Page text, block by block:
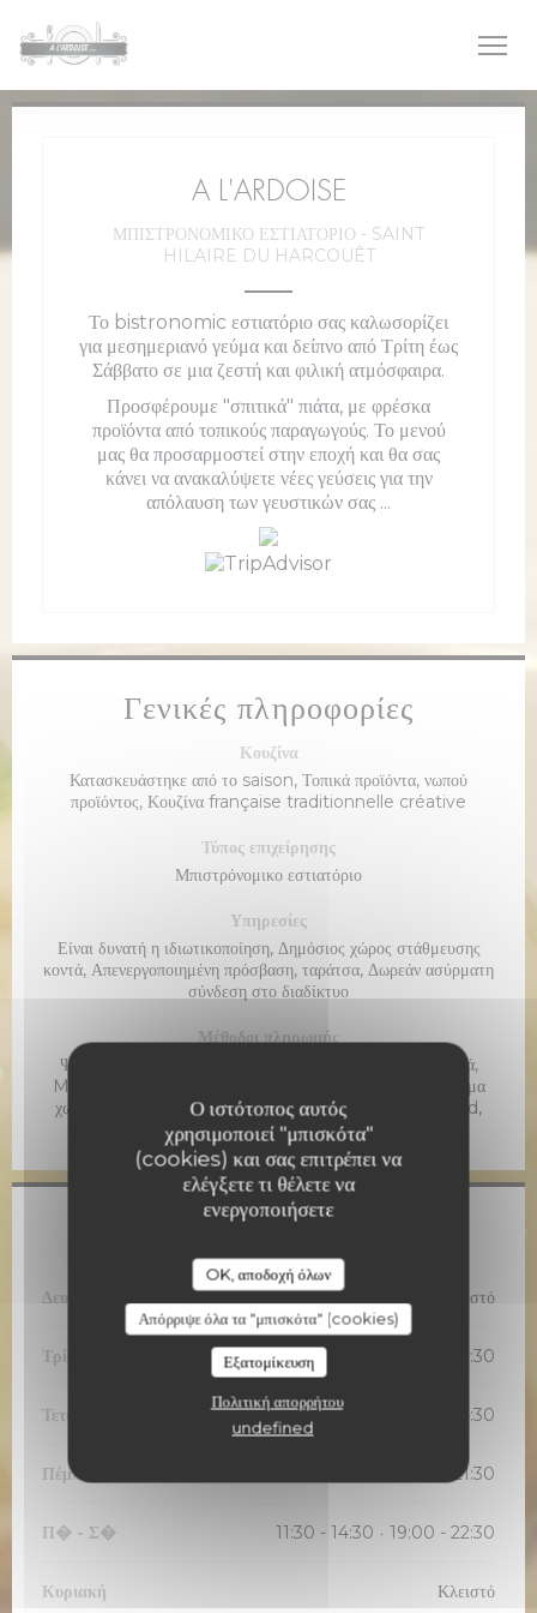
Ο ιστότοπος αυτός
χρησιμοποιεί "μπισκότα"
(cookies) και σας επιτρέπει να
ελέγξετε τι θέλετε να
ενεργοποιήσετε
OK, αποδοχή όλων
Απόρριψε όλα τα "μπισκότα" (cookies)
Εξατομίκευση
Πολιτική απορρήτου
undefined
A L'ARDOISE
ΜΠΙΣΤΡΌΝΟΜΙΚΟ ΕΣΤΙΑΤΌΡΙΟ - SAINT
HILAIRE DU HARCOUÊT
Το bistronomic εστιατόριο σας καλωσορίζει
για μεσημεριανό γεύμα και δείπνο από Τρίτη έως
Σάββατο σε μια ζεστή και φιλική ατμόσφαιρα.
Προσφέρουμε "σπιτικά" πιάτα, με φρέσκα
προϊόντα από τοπικούς παραγωγούς. Το μενού
μας θα προσαρμοστεί στην εποχή και θα σας
κάνει να ανακαλύψετε νέες γεύσεις για την
απόλαυση των γευστικών σας ...
Γενικές πληροφορίες
Κουζίνα
Κατασκευάστηκε από το saison, Τοπικά προϊόντα, νωπού
προϊόντος, Κουζίνα française traditionnelle créative
Τύπος επιχείρησης
Μπιστρόνομικο εστιατόριο
Υπηρεσίες
Είναι δυνατή η ιδιωτικοποίηση, Δημόσιος χώρος στάθμευσης
κοντά, Απενεργοποιημένη πρόσβαση, ταράτσα, Δωρεάν ασύρματη
σύνδεση στο διαδίκτυο
Μέθοδοι πληρωμής
Ψηφιακό εστιατόριο εισιτήριο, Κουπόνια διακοπών ψηφιακά,
Mobile payment, Χωρίς επαφή, Χρώμα χωρίς επαφήΧρώμα
χωρίς επαφή, Κουπόνια διακοπών, Eurocard / Mastercard,
Μετρητά, Visa, Έλεγχοι, Χρεωστική κάρτα
Δευτέρα Κλειστό
Τρίτη 11:30 - 14:30 19:00 - 21:30
Τετάρτη 11:30 - 14:30
Πέμπτη 19:00 - 21:30
Π� - Σ� 11:30 - 14:30 • 19:00 - 22:30
Κυριακή Κλειστό